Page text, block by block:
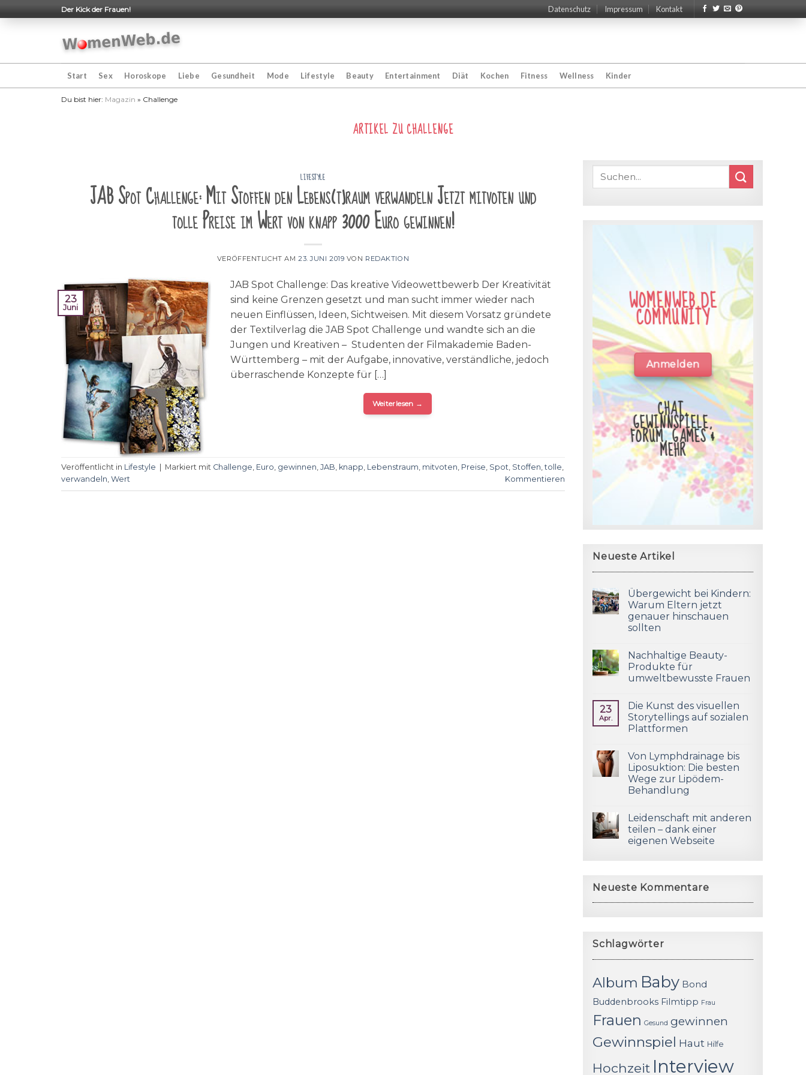
to
Der Kick der Frauen! Datenschutz Impressum Kontakt
Start Sex Horoskope Liebe Gesundheit Mode Lifestyle Beauty Entertainment Diät Kochen Fitness Wellness Kinder
Du bist hier: Magazin » Challenge
ARTIKEL ZUCHALLENGE
LIFESTYLE
JAB Spot Challenge: Mit Stoffen den Lebens(t)raum verwandeln Jetzt mitvoten und
tolle Preise im Wert von knapp 3000 Euro gewinnen!
VERÖFFENTLICHT AM 23. JUNI 2019 VON REDAKTION
23
Juni
JAB Spot Challenge: Das kreative Videowettbewerb Der Kreativität
sind keine Grenzen gesetzt und man sucht immer wieder nach
neuen Einflüssen, Ideen, Sichtweisen. Mit diesem Vorsatz gründete
der Textilverlag die JAB Spot Challenge und wandte sich an die
Jungen und Kreativen – Studenten der Filmakademie Baden-
Württemberg – mit der Aufgabe, innovative, verständliche, jedoch
überraschende Konzepte für […]
Weiterlesen →
Veröffentlicht in Lifestyle Markiert mit Challenge, Euro, gewinnen, JAB, knapp, Lebenstraum, mitvoten, Preise, Spot, Stoffen,tolle,
verwandeln, Wert Kommentieren
WOMENWEB.DE
COMMUNITY
Anmelden
CHAT,
GEWINNSPIELE,
FORUM, GAMES &
MEHR
Neueste Artikel
Übergewicht bei Kindern:
Warum Eltern jetzt
genauer hinschauen
sollten
Nachhaltige Beauty-
Produkte für
umweltbewusste Frauen
23
Apr.
Die Kunst des visuellen
Storytellings auf sozialen
Plattformen
Von Lymphdrainage bis
Liposuktion: Die besten
Wege zur Lipödem-
Behandlung
Leidenschaft mit anderen
teilen – dank einer
eigenen Webseite
Neueste Kommentare
Schlagwörter
Album Baby Bond
Buddenbrooks Filmtipp Frau
Frauen Gesund gewinnen
Gewinnspiel Haut Hilfe
Hochzeit Interview